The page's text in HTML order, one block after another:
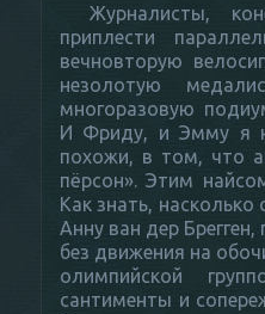
Журналисты,
приплести
вечновторую
незолотую
многоразовую
И Фриду, и Эмму я
похожи, в том, что
пёрсон». Этим
Как знать,
Анну ван дер
без движения на
олимпийской
сантименты и